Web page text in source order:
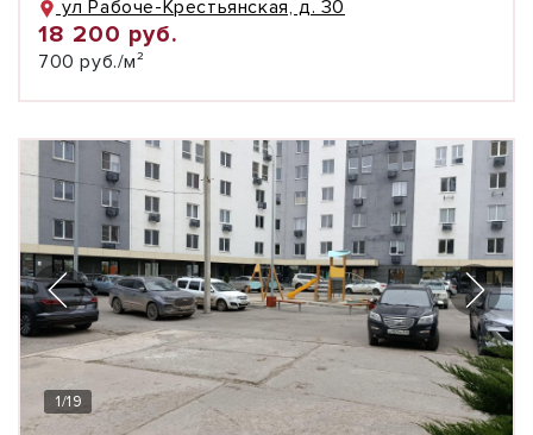
ул Рабоче-Крестьянская, д. 30
18 200 руб.
700 руб./м²
1/19